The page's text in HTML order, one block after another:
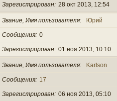
Зарегистрирован 28 окт 2013, 12:54
Звание, Имя пользователя Юрий
Сообщения 0
Зарегистрирован 01 ноя 2013, 10:10
Звание, Имя пользователя Karlson
Сообщения 17
Зарегистрирован 06 ноя 2013, 05:10